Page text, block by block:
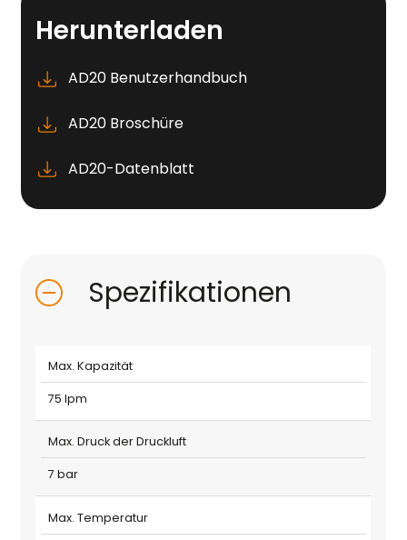
Herunterladen
AD20 Benutzerhandbuch
AD20 Broschüre
AD20-Datenblatt
Spezifikationen
Max. Kapazität
75 lpm
Max. Druck der Druckluft
7 bar
Max. Temperatur